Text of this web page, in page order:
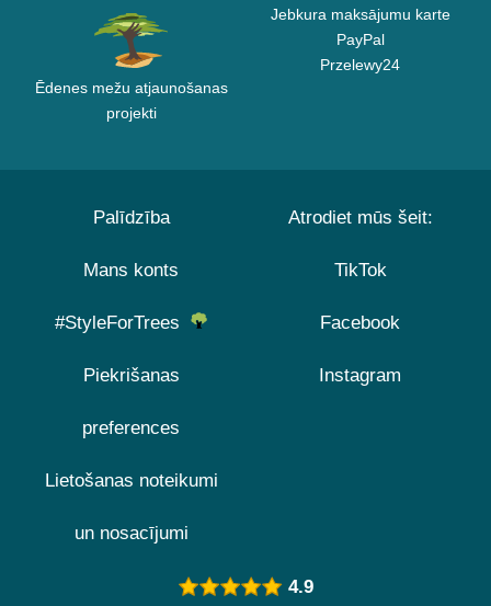
Ēdenes mežu atjaunošanas
projekti
Jebkura maksājumu karte
PayPal
Przelewy24
Palīdzība
Mans konts
#StyleForTrees
Piekrišanas
preferences
Lietošanas noteikumi
un nosacījumi
Atrodiet mūs šeit:
TikTok
Facebook
Instagram
4.9